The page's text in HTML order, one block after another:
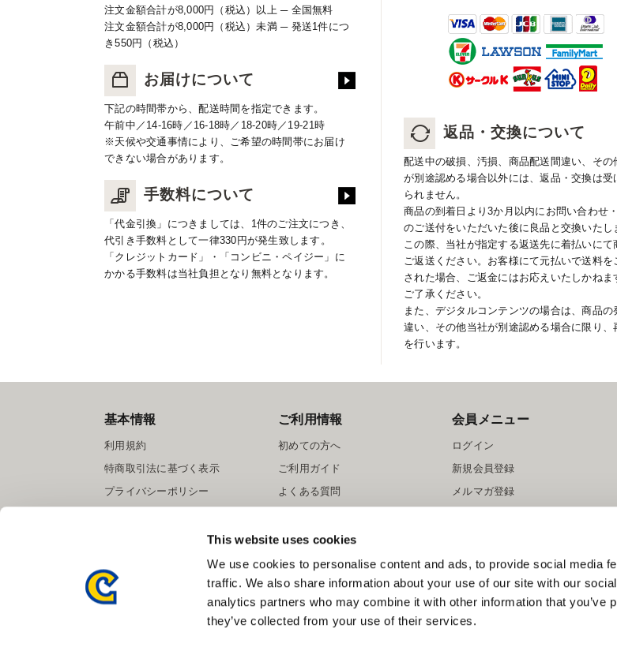
This website uses cookies
We use cookies to personalise content and ads, to provide social media
traffic. We also share information about your use of our site with our
analytics partners who may combine it with other information that you’ve
they’ve collected from your use of their services.
注文金額合計が8,000円（税込）以上 ─ 全国無料
注文金額合計が8,000円（税込）未満 ─ 発送1件につ
き550円（税込）
お届けについて
下記の時間帯から、配送時間を指定できます。
午前中／14-16時／16-18時／18-20時／19-21時
※天候や交通事情により、ご希望の時間帯にお届け
できない場合があります。
手数料について
「代金引換」につきましては、1件のご注文につき、
代引き手数料として一律330円が発生致します。
「クレジットカード」・「コンビニ・ペイジー」に
かかる手数料は当社負担となり無料となります。
返品・交換について
配送中の破損、汚損、商品配送間違い、その
が別途認める場合以外には、返品・交換は受
られません。
商品の到着日より3か月以内にお問い合わせ
のご送付をいただいた後に良品と交換いたし
この際、当社が指定する返送先に着払いにて
ご返送ください。お客様にて元払いで送料を
された場合、ご返金にはお応えいたしかねま
ご了承ください。
また、デジタルコンテンツの場合は、商品の
違い、その他当社が別途認める場合に限り、
を行います。
基本情報
利用規約
特商取引法に基づく表示
プライバシーポリシー
ご利用情報
初めての方へ
ご利用ガイド
よくある質問
提携サイト募集
会員メニュー
ログイン
新規会員登録
メルマガ登録
スマートフォン版を表示する